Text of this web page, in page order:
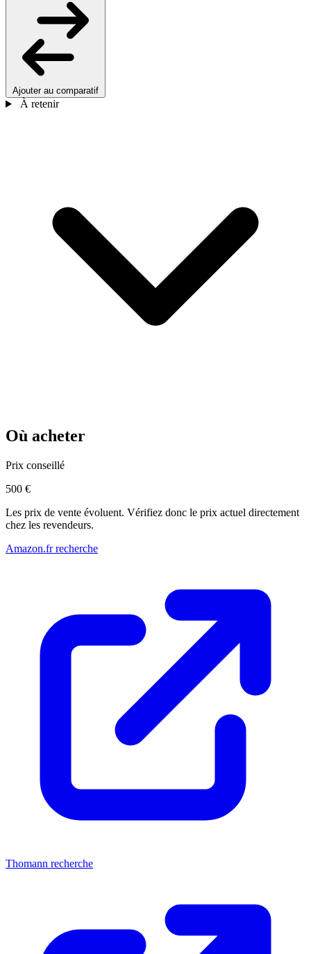
Ajouter au comparatif
À retenir
Où acheter
Prix conseillé
500 €
Les prix de vente évoluent. Vérifiez donc le prix actuel directement
chez les revendeurs.
Amazon.fr recherche
Thomann recherche